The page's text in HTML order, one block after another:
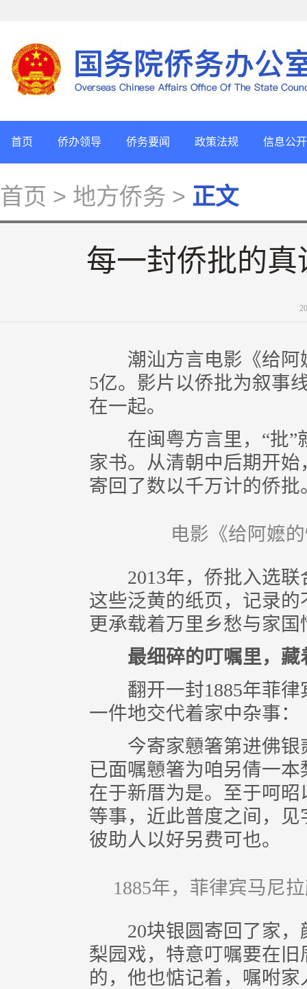
首页 侨办领导 侨务要闻 政策法规 信息公开
首页 > 地方侨务 > 正文
每一封侨批的
潮汕方言电影《给阿
5亿。影片以侨批为叙事
在一起。
在闽粤方言里，“批”
家书。从清朝中后期开
寄回了数以千万计的侨批
电影《给阿嬷
2013年，侨批入选联
这些泛黄的纸页，记录
更承载着万里乡愁与家国
最细碎的叮嘱里，
翻开一封1885年菲律
一件地交代着家中杂事：
今寄家戅箸第进佛银
已面嘱戅箸为咱另倩一
在于新厝为是。至于呵
等事，近此普度之间，
彼助人以好另费可也。
1885年，菲律宾马尼
20块银圆寄回了家，
梨园戏，特意叮嘱要在
的，他也惦记着，嘱咐